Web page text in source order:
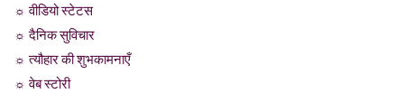
☼ वीडियो स्टेटस
☼ दैनिक सुविचार
☼ त्यौहार की शुभकामनाएँ
☼ वेब स्टोरी